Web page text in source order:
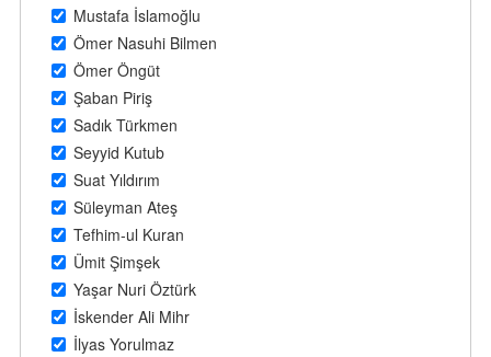
Mustafa İslamoğlu
Ömer Nasuhi Bilmen
Ömer Öngüt
Şaban Piriş
Sadık Türkmen
Seyyid Kutub
Suat Yıldırım
Süleyman Ateş
Tefhim-ul Kuran
Ümit Şimşek
Yaşar Nuri Öztürk
İskender Ali Mihr
İlyas Yorulmaz